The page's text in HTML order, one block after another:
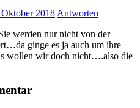
2018 Antworten
werden nur nicht von der
ginge es ja auch um ihre
wollen wir doch nicht….also die